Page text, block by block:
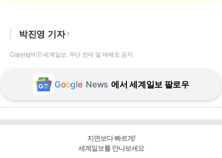
박진영 기자
Copyright ⓒ 세계일보. 무단 전재 및 재배포 금지
Google News 에서 세계일보 팔로우
지면보다 빠르게!
세계일보를 만나보세요